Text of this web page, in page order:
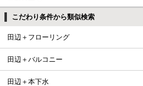
こだわり条件から類似検索
田辺＋フローリング
田辺＋バルコニー
田辺＋本下水